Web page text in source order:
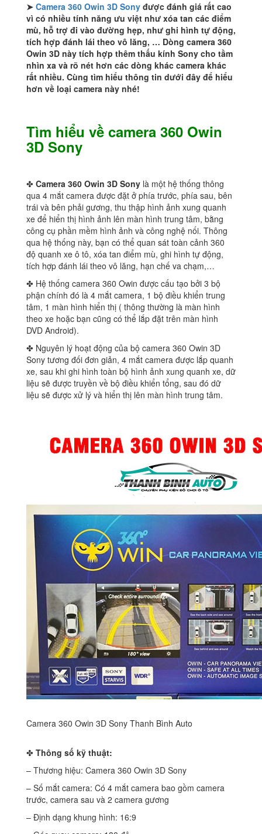
➤ Camera 360 Owin 3D Sony được đánh giá rất cao
vì có nhiều tính năng ưu việt như xóa tan các điểm
mù, hỗ trợ đi vào đường hẹp, như ghi hình tự động,
tích hợp đánh lái theo vô lăng, … Dòng camera 360
Owin 3D này tích hợp thêm thấu kính Sony cho tầm
nhìn xa và rõ nét hơn các dòng khác camera khác
rất nhiều. Cùng tìm hiểu thông tin dưới đây để hiểu
hơn về loại camera này nhé!
Tìm hiểu về camera 360 Owin
3D Sony
✤ Camera 360 Owin 3D Sony là một hệ thống thông
qua 4 mắt camera được đặt ở phía trước, phía sau, bên
trái và bên phải gương, thu thập hình ảnh xung quanh
xe để hiển thị hình ảnh lên màn hình trung tâm, bằng
công cụ phần mềm hình ảnh và công nghệ nối. Thông
qua hệ thống này, bạn có thể quan sát toàn cảnh 360
độ quanh xe ô tô, xóa tan điểm mù, ghi hình tự động,
tích hợp đánh lái theo vô lăng, hạn chế va chạm,…
✤ Hệ thống camera 360 Owin được cấu tạo bởi 3 bộ
phận chính đó là 4 mắt camera, 1 bộ điều khiển trung
tâm, 1 màn hình hiển thị ( thông thường là màn hình
theo xe hoặc bạn cũng có thể lắp đặt trên màn hình
DVD Android).
✤ Nguyên lý hoạt động của bộ camera 360 Owin 3D
Sony tương đối đơn giản, 4 mắt camera được lắp quanh
xe, sau khi ghi hình toàn bộ hình ảnh xung quanh xe, dữ
liệu sẽ được truyền về bộ điều khiển tổng, sau đó dữ
liệu sẽ được xử lý và hiển thị lên màn hình trung tâm.
Camera 360 Owin 3D Sony Thanh Bình Auto
✤ Thông số kỹ thuật:
– Thương hiệu: Camera 360 Owin 3D Sony
– Số mắt camera: Có 4 mắt camera bao gồm camera
trước, camera sau và 2 camera gương
– Định dạng khung hình: 16:9